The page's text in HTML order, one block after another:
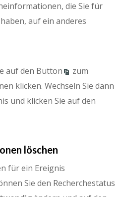
die Sie für
auf ein anderes
auf den Button
zum
klicken. Wechseln Sie dann
und klicken Sie auf den
löschen
für ein Ereignis
Sie den Recherchestatus